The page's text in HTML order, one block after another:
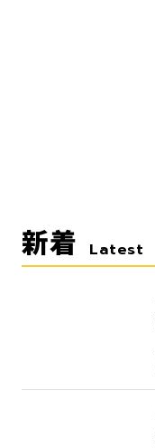
新着 Latest